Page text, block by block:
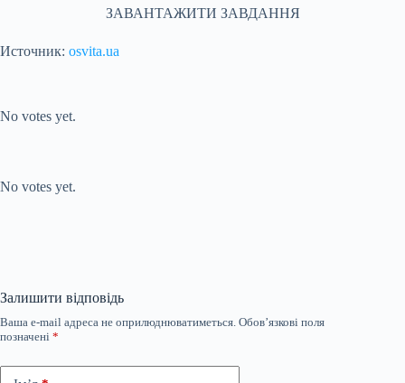
ЗАВАНТАЖИТИ ЗАВДАННЯ
Источник: osvita.ua
No votes yet.
No votes yet.
Залишити відповідь
Ваша e-mail адреса не оприлюднюватиметься. Обов’язкові поля
позначені *